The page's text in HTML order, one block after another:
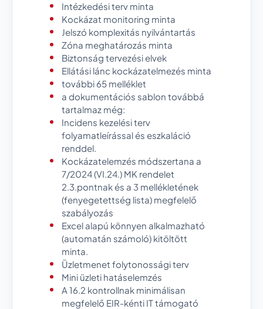
Intézkedési terv minta
Kockázat monitoring minta
Jelszó komplexitás nyilvántartás
Zóna meghatározás minta
Biztonság tervezési elvek
Ellátási lánc kockázatelmezés minta
további 65 melléklet
a dokumentációs sablon továbbá
tartalmaz még:
Incidens kezelési terv
folyamatleírással és eszkaláció
renddel.
Kockázatelemzés módszertana a
7/2024 (VI.24.) MK rendelet
2.3.pontnak és a 3 mellékletének
(fenyegetettség lista) megfelelő
szabályozás
Excel alapú könnyen alkalmazható
(automatán számoló) kitöltött
minta.
Üzletmenet folytonossági terv
Mini üzleti hatáselemzés
A 16.2 kontrollnak minimálisan
megfelelő EIR-kénti IT támogató